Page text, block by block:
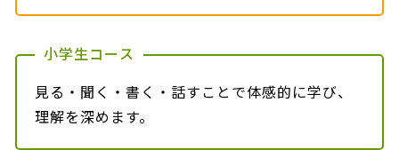
小学生コース
見る・聞く・書く・話すことで体感的に学び、
理解を深めます。